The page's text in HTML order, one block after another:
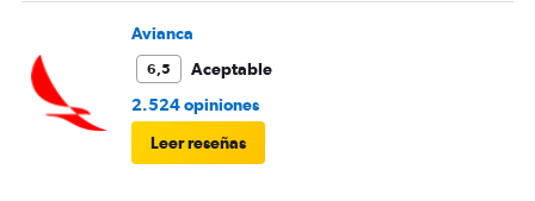
Avianca
6,5
Aceptable
2.524 opiniones
Leer reseñas